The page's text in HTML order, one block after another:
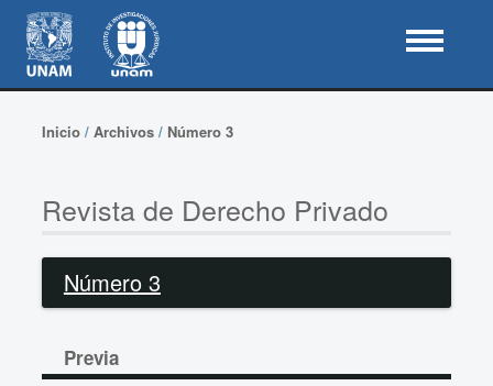
Inicio/ Archivos/ Número 3
Revista de Derecho Privado
Número 3
Previa